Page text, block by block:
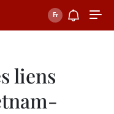
liens